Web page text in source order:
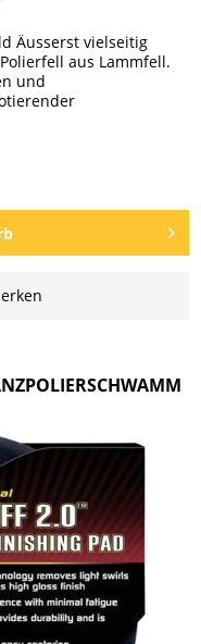
Äusserst vielseitig
aus Lammfell.
und